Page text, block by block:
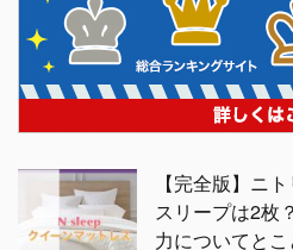
【完全版】ニ
スリープは2
力についてと